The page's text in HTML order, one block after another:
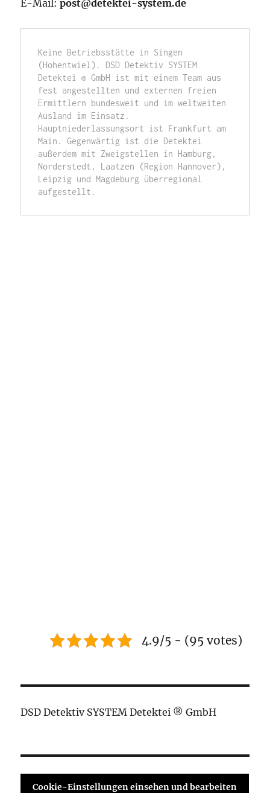
E-Mail:post@detektei-system.de
Keine Betriebsstätte in Singen
(Hohentwiel). DSD Detektiv SYSTEM
Detektei ® GmbH ist mit einem Team aus
fest angestellten und externen freien
Ermittlern bundesweit und im weltweiten
Ausland im Einsatz.
Hauptniederlassungsort ist Frankfurt am
Main. Gegenwärtig ist die Detektei
außerdem mit Zweigstellen in Hamburg,
Norderstedt, Laatzen (Region Hannover),
Leipzig und Magdeburg überregional
aufgestellt.
4.9/5 - (95 votes)
DSD Detektiv SYSTEM Detektei ® GmbH
Cookie-Einstellungen einsehen und bearbeiten